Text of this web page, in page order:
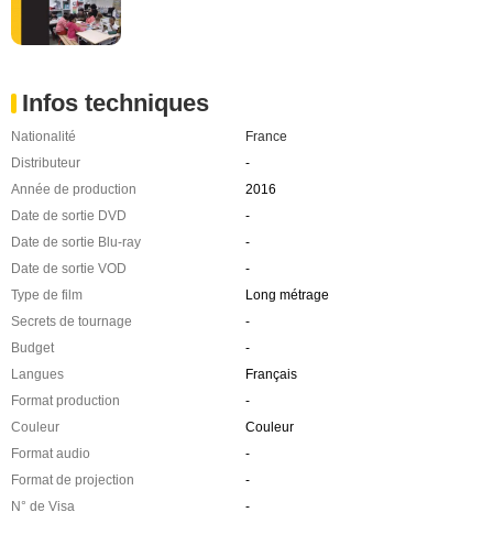
Infos techniques
Nationalité
France
Distributeur
-
Année de production
2016
Date de sortie DVD
-
Date de sortie Blu-ray
-
Date de sortie VOD
-
Type de film
Long métrage
Secrets de tournage
-
Budget
-
Langues
Français
Format production
-
Couleur
Couleur
Format audio
-
Format de projection
-
N° de Visa
-